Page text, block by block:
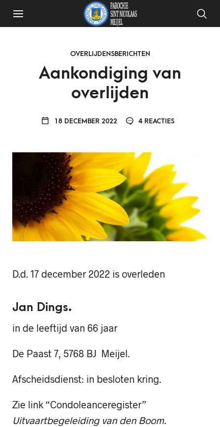
OVERLIJDENSBERICHTEN
Aankondiging van
overlijden
18 DECEMBER 2022 4 REACTIES
D.d. 17 december 2022 is overleden
Jan Dings.
in de leeftijd van 66 jaar
De Paast 7, 5768 BJ Meijel.
Afscheidsdienst: in besloten kring.
Zie link “Condoleanceregister”
Uitvaartbegeleiding van den Boom.